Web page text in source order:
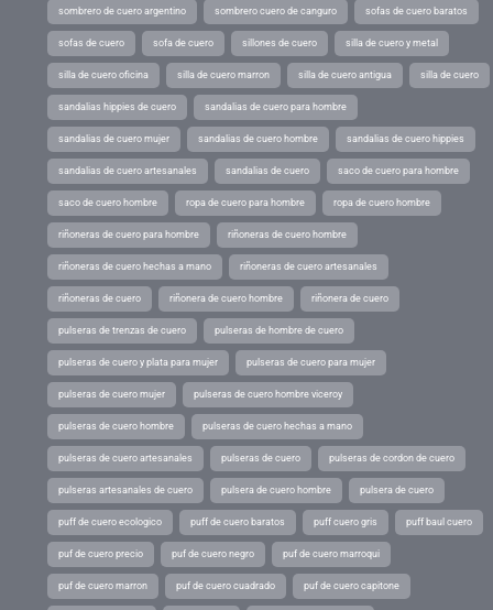
sombrero de cuero argentino sombrero cuero de canguro sofas de cuero baratos
sofas de cuero sofa de cuero sillones de cuero silla de cuero y metal
silla de cuero oficina silla de cuero marron silla de cuero antigua silla de cuero
sandalias hippies de cuero sandalias de cuero para hombre
sandalias de cuero mujer sandalias de cuero hombre sandalias de cuero hippies
sandalias de cuero artesanales sandalias de cuero saco de cuero para hombre
saco de cuero hombre ropa de cuero para hombre ropa de cuero hombre
riñoneras de cuero para hombre riñoneras de cuero hombre
riñoneras de cuero hechas a mano riñoneras de cuero artesanales
riñoneras de cuero riñonera de cuero hombre riñonera de cuero
pulseras de trenzas de cuero pulseras de hombre de cuero
pulseras de cuero y plata para mujer pulseras de cuero para mujer
pulseras de cuero mujer pulseras de cuero hombre viceroy
pulseras de cuero hombre pulseras de cuero hechas a mano
pulseras de cuero artesanales pulseras de cuero pulseras de cordon de cuero
pulseras artesanales de cuero pulsera de cuero hombre pulsera de cuero
puff de cuero ecologico puff de cuero baratos puff cuero gris puff baul cuero
puf de cuero precio puf de cuero negro puf de cuero marroqui
puf de cuero marron puf de cuero cuadrado puf de cuero capitone